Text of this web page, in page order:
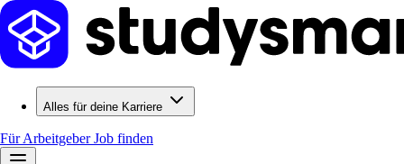
Alles für deine Karriere
Für ArbeitgeberJob finden